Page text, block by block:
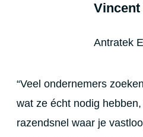
Vincent
Antratek
“Veel ondernemers
wat ze écht nodig
razendsnel waar je